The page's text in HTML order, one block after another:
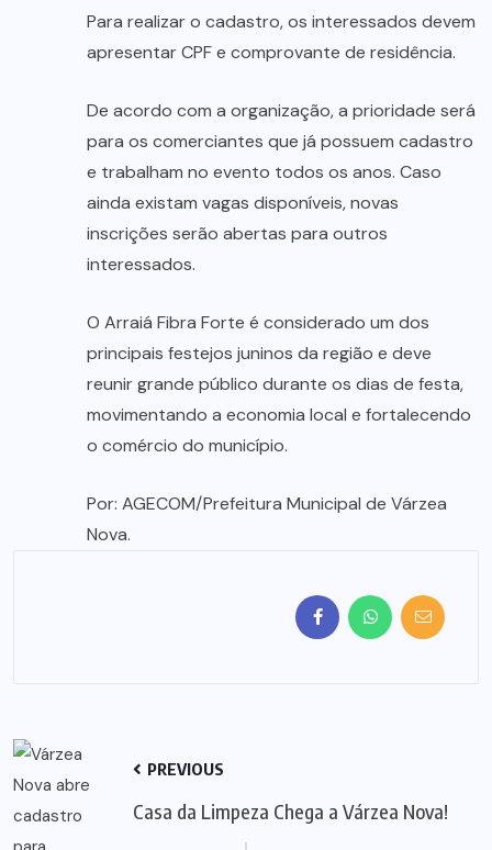
Para realizar o cadastro, os interessados devem
apresentar CPF e comprovante de residência.
De acordo com a organização, a prioridade será
para os comerciantes que já possuem cadastro
e trabalham no evento todos os anos. Caso
ainda existam vagas disponíveis, novas
inscrições serão abertas para outros
interessados.
O Arraiá Fibra Forte é considerado um dos
principais festejos juninos da região e deve
reunir grande público durante os dias de festa,
movimentando a economia local e fortalecendo
o comércio do município.
Por: AGECOM/Prefeitura Municipal de Várzea
Nova.
PREVIOUS
Casa da Limpeza Chega a Várzea Nova!